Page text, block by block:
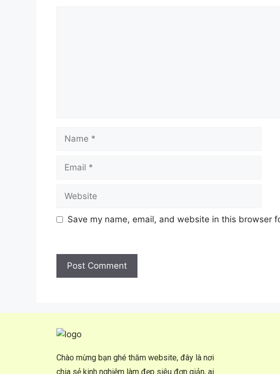
Save my name, email, and website in this browser
Chào mừng bạn ghé thăm website, đây là nơi
chia sẻ kinh nghiệm làm đẹp siêu đơn giản, ai